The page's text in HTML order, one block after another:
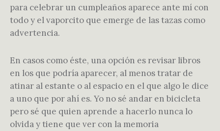
para celebrar un cumpleaños aparece ante mí con
todo y el vaporcito que emerge de las tazas como
advertencia.
En casos como éste, una opción es revisar libros
en los que podría aparecer, al menos tratar de
atinar al estante o al espacio en el que algo le dice
a uno que por ahí es. Yo no sé andar en bicicleta
pero sé que quien aprende a hacerlo nunca lo
olvida y tiene que ver con la memoria